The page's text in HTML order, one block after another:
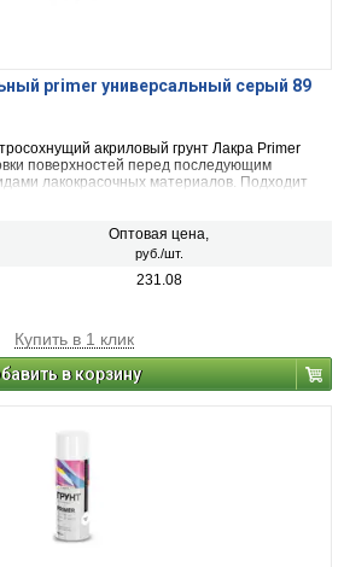
primer универсальный серый 89
акриловый грунт Лакра Primer
поверхностей перед последующим
лакокрасочных материалов. Подходит
и внутренних работ.Оптовая цена,
руб./шт.
231.08
Купить в 1 клик
в корзину